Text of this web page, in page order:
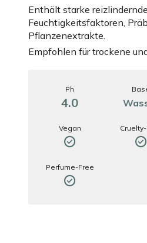
Enthält starke
Feuchtigkeitsfaktoren,
Pflanzenextrakte.
Empfohlen für trockene
Ph
4.0
Vegan
Perfume-Free